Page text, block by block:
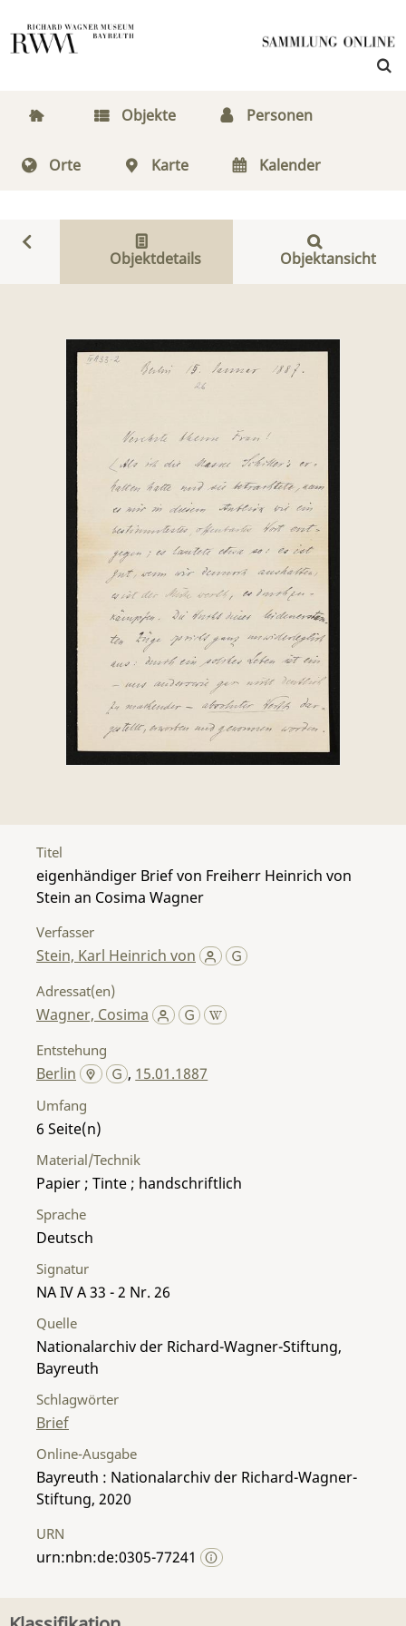
Objekte Personen
Orte Karte Kalender
Objektdetails Objektansicht
Titel
eigenhändiger Brief von Freiherr Heinrich von
Stein an Cosima Wagner
Verfasser
Stein, Karl Heinrich von
Adressat(en)
Wagner, Cosima
Entstehung
Berlin , 15.01.1887
Umfang
6
Material/Technik
Papier ; Tinte ; handschriftlich
Sprache
Deutsch
Signatur
NA IV A 33 - 2 Nr. 26
Quelle
Nationalarchiv der Richard-Wagner-Stiftung,
Bayreuth
Schlagwörter
Brief
Online-Ausgabe
Bayreuth : Nationalarchiv der Richard-Wagner-
Stiftung, 2020
URN
urn:nbn:de:0305-77241